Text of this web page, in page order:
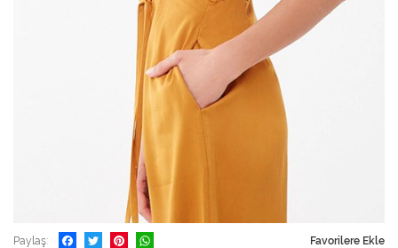
Paylaş Favorilere Ekle